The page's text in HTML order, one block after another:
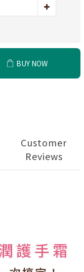
BUY NOW
Customer
Reviews